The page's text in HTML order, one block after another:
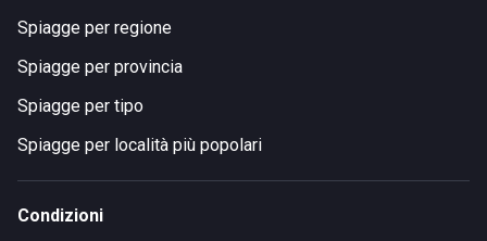
Spiagge per regione
Spiagge per provincia
Spiagge per tipo
Spiagge per località più popolari
Condizioni